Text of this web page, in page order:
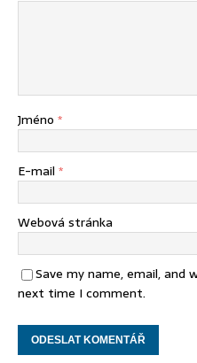
Jméno *
E-mail *
Webová stránka
Save my name, email,
next time I comment.